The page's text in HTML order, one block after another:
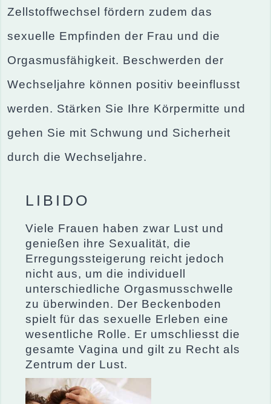
Zellstoffwechsel fördern zudem das
sexuelle Empfinden der Frau und die
Orgasmusfähigkeit. Beschwerden der
Wechseljahre können positiv beeinflusst
werden. Stärken Sie Ihre Körpermitte und
gehen Sie mit Schwung und Sicherheit
durch die Wechseljahre.
LIBIDO
Viele Frauen haben zwar Lust und
genießen ihre Sexualität, die
Erregungssteigerung reicht jedoch
nicht aus, um die individuell
unterschiedliche Orgasmusschwelle
zu überwinden. Der Beckenboden
spielt für das sexuelle Erleben eine
wesentliche Rolle. Er umschliesst die
gesamte Vagina und gilt zu Recht als
Zentrum der Lust.